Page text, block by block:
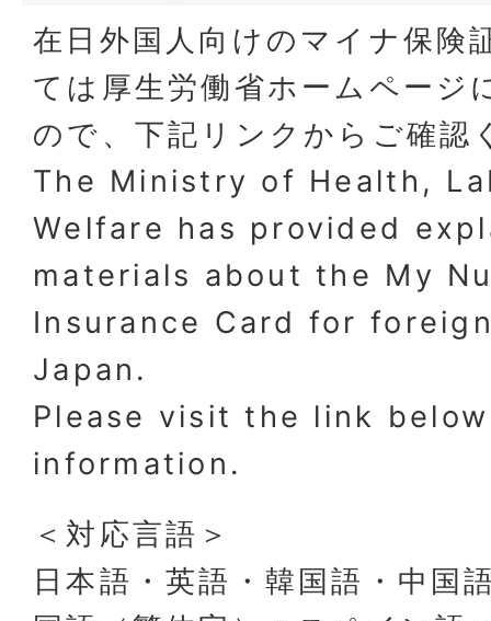
在日外国人向けのマイナ保険
ては厚生労働省ホームページ
ので、下記リンクからご確認
The Ministry of Health,
Welfare has provided
materials about the My
Insurance Card for
Japan.
Please visit the link
information.
＜対応言語＞
日本語・英語・韓国語・中国